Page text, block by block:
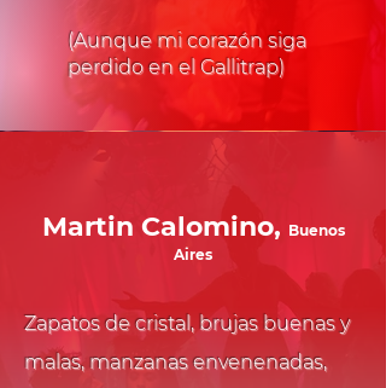
(Aunque mi corazón siga
perdido en el Gallitrap)
Martin Calomino, Buenos
Aires
Zapatos de cristal, brujas buenas y
malas, manzanas envenenadas,